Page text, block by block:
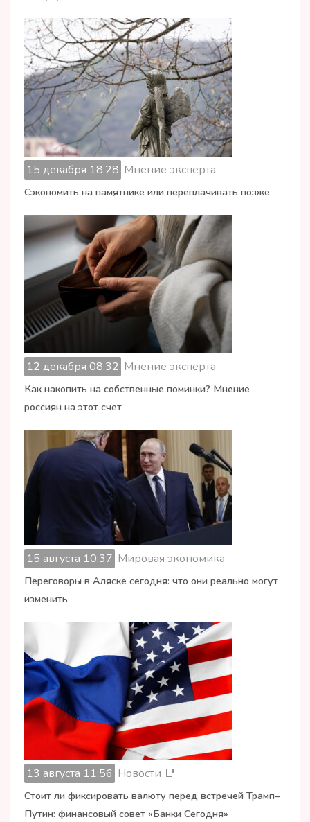
15 декабря 18:28 Мнение эксперта
Сэкономить на памятнике или переплачивать позже
12 декабря 08:32 Мнение эксперта
Как накопить на собственные поминки? Мнение
россиян на этот счет
15 августа 10:37 Мировая экономика
Переговоры в Аляске сегодня: что они реально могут
изменить
13 августа 11:56 Новости 📑
Стоит ли фиксировать валюту перед встречей Трамп–
Путин: финансовый совет «Банки Сегодня»